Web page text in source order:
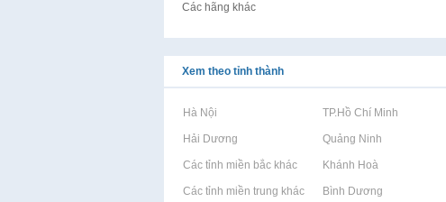
Các hãng khác
Xem theo tỉnh thành
Rao vặt tại Hà Nội Rao vặt tại TP.Hồ Chí Minh Rao
Rao vặt tại Hải Dương Rao vặt tại Quảng Ninh Rao
Rao vặt tại Các tỉnh miền bắc khácRao vặt tại Khánh Hoà Rao
Rao vặt tại Các tỉnh miền trung khácRao vặt tại Bình Dương Rao